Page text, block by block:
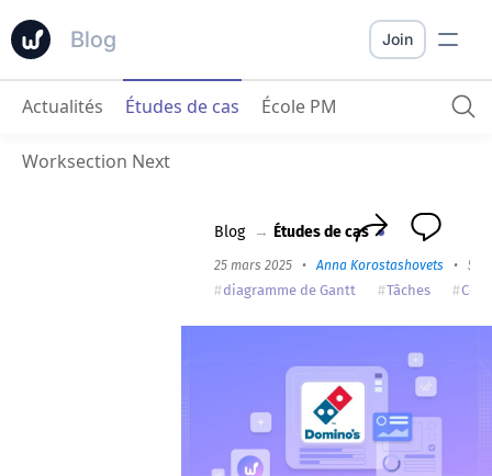
Blog
Comment Worksection a aidé à organiser le travail au bureau ukrainien de Domino's Pizza
Join
Actualités Études de cas École PM
Worksection Next
Blog → Études de cas
25 mars 2025 •Anna Korostashovets • 5
diagramme de Gantt Tâches